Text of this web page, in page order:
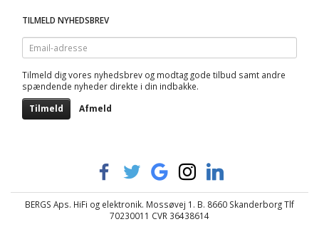
TILMELD NYHEDSBREV
Email-
adresse
Tilmeld dig vores nyhedsbrev og modtag gode tilbud samt andre
spændende nyheder direkte i din indbakke.
Tilmeld Afmeld
BERGS Aps. HiFi og elektronik. Mossøvej 1. B. 8660 Skanderborg Tlf
70230011 CVR 36438614